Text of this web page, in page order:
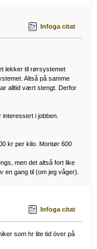
Infoga citat
lekker til rørsystemet
Altså på samme
alltid vært stengt. Derfor
i jobben.
kr per kilo. Montør 600
men det altså fort like
en gang til (om jeg våger).
Infoga citat
som hr lite tid över på